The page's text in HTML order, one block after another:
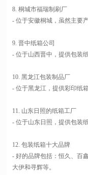
8. 桐城市福瑞制刷厂
- 位于安徽桐城，虽然主要
9. 晋中纸箱公司
- 位于山西晋中，提供包装
10. 黑龙江包装制品厂
- 位于黑龙江，提供彩印纸
11. 山东日照的纸箱工厂
- 位于山东日照，提供包装
12. 包装纸箱十大品牌
- 好的品牌包括：恒久、百
大伊和寻辉等。